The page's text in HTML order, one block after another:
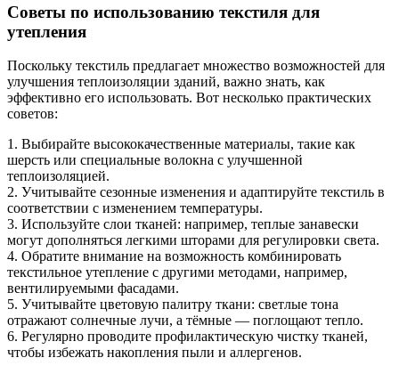
Советы по использованию текстиля для
утепления
Поскольку текстиль предлагает множество возможностей для
улучшения теплоизоляции зданий, важно знать, как
эффективно его использовать. Вот несколько практических
советов:
1. Выбирайте высококачественные материалы, такие как
шерсть или специальные волокна с улучшенной
теплоизоляцией.
2. Учитывайте сезонные изменения и адаптируйте текстиль в
соответствии с изменением температуры.
3. Используйте слои тканей: например, теплые занавески
могут дополняться легкими шторами для регулировки света.
4. Обратите внимание на возможность комбинировать
текстильное утепление с другими методами, например,
вентилируемыми фасадами.
5. Учитывайте цветовую палитру ткани: светлые тона
отражают солнечные лучи, а тёмные — поглощают тепло.
6. Регулярно проводите профилактическую чистку тканей,
чтобы избежать накопления пыли и аллергенов.